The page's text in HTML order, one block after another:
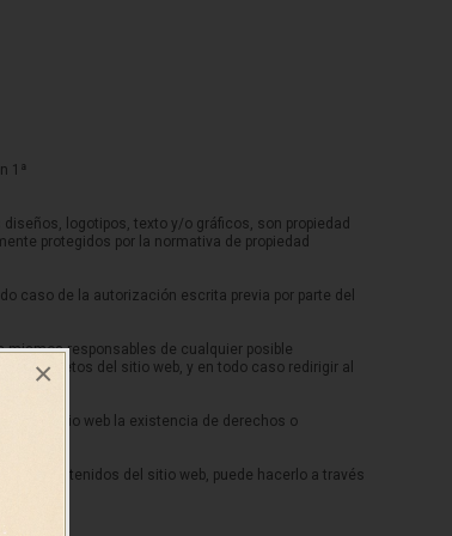
×
1ª
logotipos, texto y/o gráficos, son propiedad
protegidos por la normativa de propiedad
caso de la autorización escrita previa por parte del
mismos responsables de cualquier posible
concretos del sitio web, y en todo caso redirigir al
en el sitio web la existencia de derechos o
los contenidos del sitio web, puede hacerlo a través